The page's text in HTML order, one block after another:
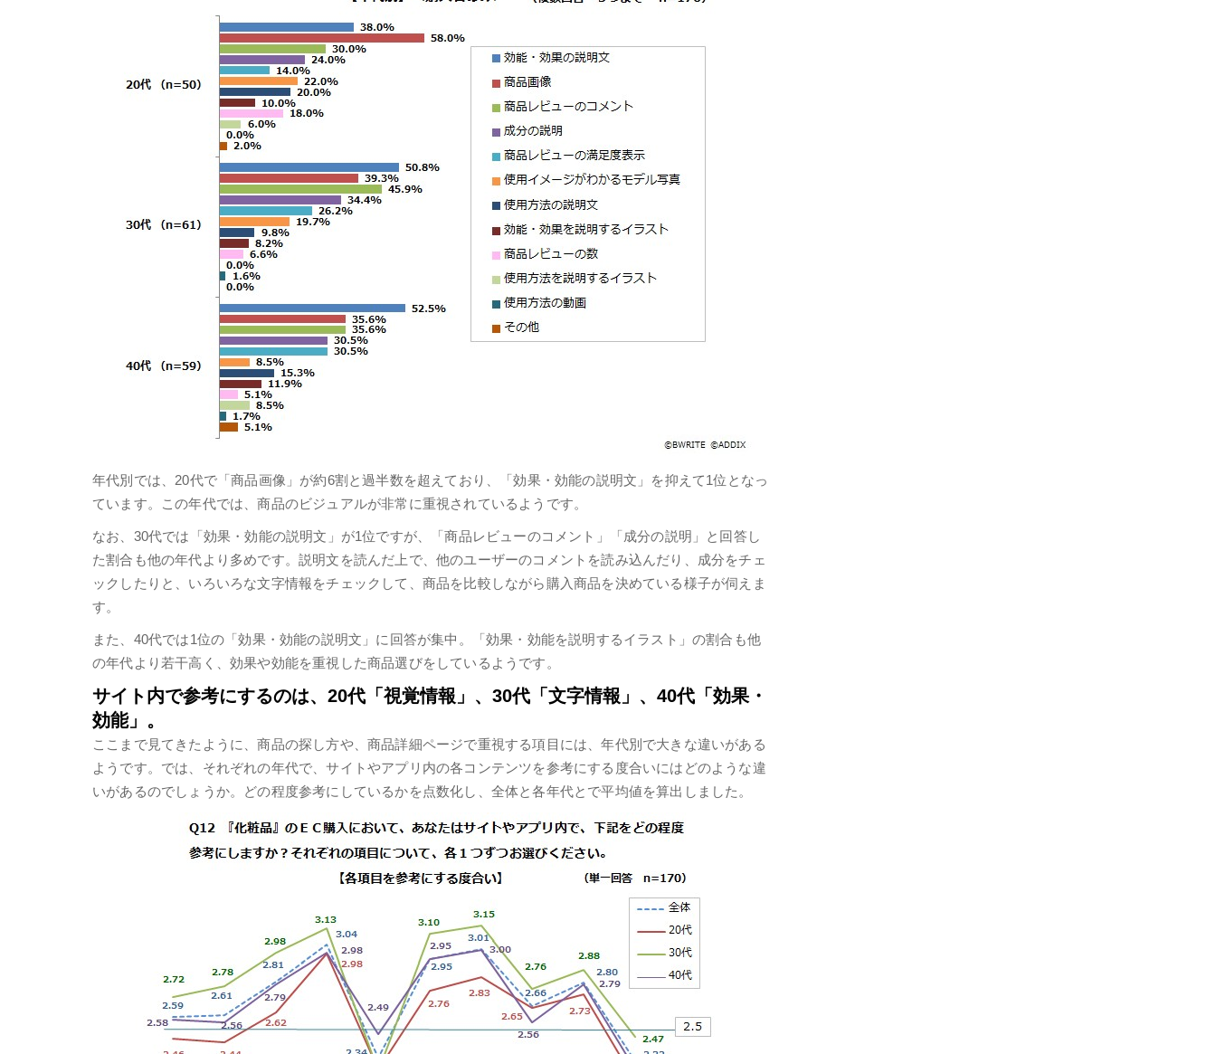
年代別では、20代で「商品画像」が約6割と過半数を超えており、「効果・効能の説明文」を抑えて1位となっ
ています。この年代では、商品のビジュアルが非常に重視されているようです。
なお、30代では「効果・効能の説明文」が1位ですが、「商品レビューのコメント」「成分の説明」と回答し
た割合も他の年代より多めです。説明文を読んだ上で、他のユーザーのコメントを読み込んだり、成分をチェ
ックしたりと、いろいろな文字情報をチェックして、商品を比較しながら購入商品を決めている様子が伺えま
す。
また、40代では1位の「効果・効能の説明文」に回答が集中。「効果・効能を説明するイラスト」の割合も他
の年代より若干高く、効果や効能を重視した商品選びをしているようです。
サイト内で参考にするのは、20代「視覚情報」、30代「文字情報」、40代「効果・
効能」。
ここまで見てきたように、商品の探し方や、商品詳細ページで重視する項目には、年代別で大きな違いがある
ようです。では、それぞれの年代で、サイトやアプリ内の各コンテンツを参考にする度合いにはどのような違
いがあるのでしょうか。どの程度参考にしているかを点数化し、全体と各年代とで平均値を算出しました。